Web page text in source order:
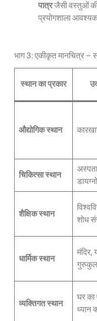
पात्रजैसी वस्तुओं
प्रयोगशाला
भाग 3: एकीकृत मानचित्र –
स्थान का प्रकार
औद्योगिक स्थान
चिकित्सा स्थान
शैक्षिक स्थान
शोध
धार्मिक स्थान
मंदिर,
गुरुकुल
व्यक्तिगत स्थान
घर का
ध्यान